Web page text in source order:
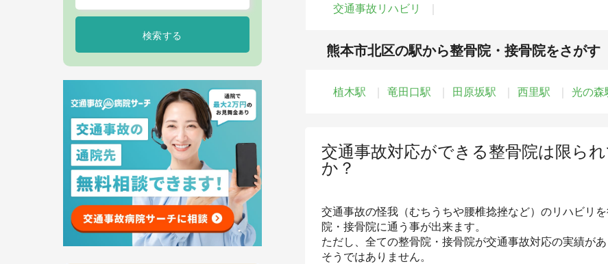
検索する
交通事故リハビリ
熊本市北区の駅から整骨院・接骨院をさがす
植木駅 竜田口駅 田原坂駅 西里駅 光の森
交通事故対応ができる整骨院は限ら
か？
交通事故の怪我（むちうちや腰椎捻挫など）のリハビリ
院・接骨院に通う事が出来ます。
ただし、全ての整骨院・接骨院が交通事故対応の実績が
そうではありません。